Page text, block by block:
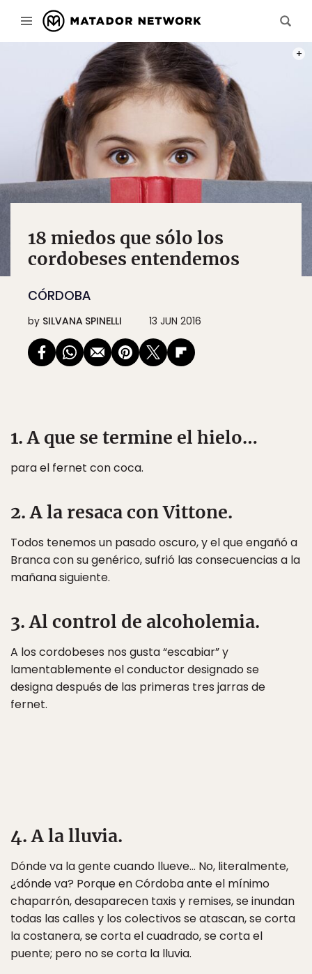
18 miedos que sólo los
cordobeses entendemos
CÓRDOBA
by SILVANA SPINELLI 13 JUN 2016
1. A que se termine el hielo…
para el fernet con coca.
2. A la resaca con Vittone.
Todos tenemos un pasado oscuro, y el que engañó a
Branca con su genérico, sufrió las consecuencias a la
mañana siguiente.
3. Al control de alcoholemia.
A los cordobeses nos gusta “escabiar” y
lamentablemente el conductor designado se
designa después de las primeras tres jarras de
fernet.
4. A la lluvia.
Dónde va la gente cuando llueve… No, literalmente,
¿dónde va? Porque en Córdoba ante el mínimo
chaparrón, desaparecen taxis y remises, se inundan
todas las calles y los colectivos se atascan, se corta
la costanera, se corta el cuadrado, se corta el
puente; pero no se corta la lluvia.